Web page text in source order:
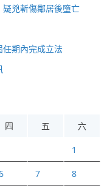
兇斬傷鄰居後墮亡
期內完成立法
四 五 六
1
7 8